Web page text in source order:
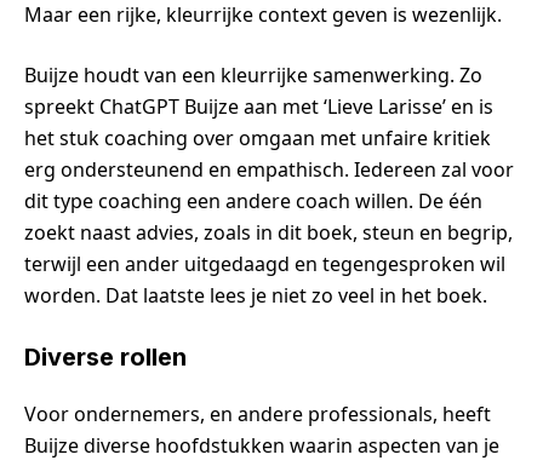
Maar een rijke, kleurrijke context geven is wezenlijk.
Buijze houdt van een kleurrijke samenwerking. Zo
spreekt ChatGPT Buijze aan met ‘Lieve Larisse’ en is
het stuk coaching over omgaan met unfaire kritiek
erg ondersteunend en empathisch. Iedereen zal voor
dit type coaching een andere coach willen. De één
zoekt naast advies, zoals in dit boek, steun en begrip,
terwijl een ander uitgedaagd en tegengesproken wil
worden. Dat laatste lees je niet zo veel in het boek.
Diverse rollen
Voor ondernemers, en andere professionals, heeft
Buijze diverse hoofdstukken waarin aspecten van je